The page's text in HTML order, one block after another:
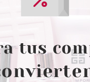
CHRISTIAN DIOR
CHRISTIAN DIOR LAPIZ CEJAS
CON CEPILLO 653 BLONDE 1.2
GR.